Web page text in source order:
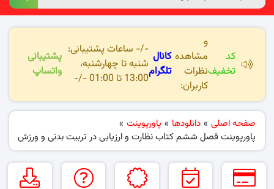
کد
تخفیف
و
مشاهده
نظرات
کاربران:
کانال
تلگرام
-/- ساعات پشتیبانی:
شنبه تا چهارشنبه،
13:00 تا 01:00 -/-
پشتیبانی
واتساپ
صفحه اصلی » دانلودها » پاورپوینت »
پاورپوینت فصل ششم کتاب نظارت و ارزیابی در تربیت بدنی و ورزش